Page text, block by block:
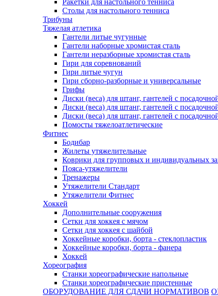
Ракетки для настольного тенниса
Столы для настольного тенниса
Трибуны
Тяжелая атлетика
Гантели литые чугунные
Гантели наборные хромистая сталь
Гантели неразборные хромистая сталь
Гири для соревнований
Гири литые чугун
Гири сборно-разборные и универсальные
Грифы
Диски (веса) для штанг, гантелей с
Диски (веса) для штанг, гантелей с
Диски (веса) для штанг, гантелей с
Помосты тяжелоатлетические
Фитнес
Бодибар
Жилеты утяжелительные
Коврики для групповых и индивидуальных
Пояса-утяжелители
Тренажеры
Утяжелители Стандарт
Утяжелители Фитнес
Хоккей
Дополнительные сооружения
Сетки для хоккея с мячом
Сетки для хоккея с шайбой
Хоккейные коробки, борта - стеклопластик
Хоккейные коробки, борта - фанера
Хоккей
Хореография
Станки хореографические напольные
Станки хореографические пристенные
ОБОРУДОВАНИЕ ДЛЯ СДАЧИ НОРМАТИВОВ